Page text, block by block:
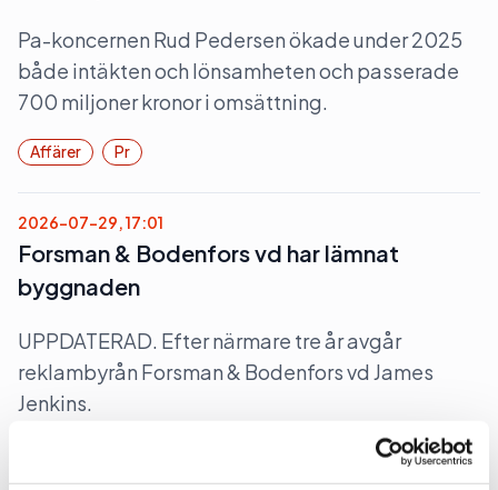
Pa-koncernen Rud Pedersen ökade under 2025
både intäkten och lönsamheten och passerade
700 miljoner kronor i omsättning.
Affärer Pr
2026-07-29, 17:01
Forsman & Bodenfors vd har lämnat
byggnaden
UPPDATERAD. Efter närmare tre år avgår
reklambyrån Forsman & Bodenfors vd James
Jenkins.